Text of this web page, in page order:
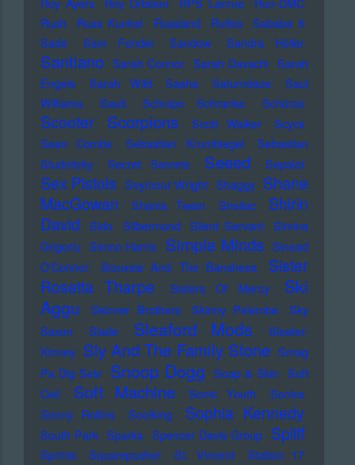
Rush
Russ Kunkel Russland Rutles
Sababa 5
Sade
Sam Fender Sandow Sandra Hüller
Santiano Sarah Connor Sarah Davachi Sarah
Engels
Sarah Wild Sasha Saturndaze
Saul
Williams
Sault Schnipo Schranke Schürze
Scooter Scorpions Scott Walker
Scycs
Sean Combs
Sebastian Krumbiegel
Sebastian
Studnitzky
Secret Secrets Seeed Sepalot
Sex Pistols Seymour Wright Shaggy Shane
MacGowan
Shania Twain Shellac
Shirin
David
Sido Silbermond Silent Servant Simina
Grigoriu Simon Harris Simple Minds Sinead
O'Connor
Siouxsie And The Banshees
Sister
Rosetta Tharpe
Sisters Of Mercy
Ski
Aggu
Skinner Brothers Skinny Pelembe
Sky
Saxon
Slade Sleaford Mods
Sleater-
Kinney Sly And The Family Stone Smag
Pa Dig Selv Snoop Dogg Soap & Skin Soft
Cell
Soft Machine Sonic Youth
Sonics
Sonny Rollins
Soolking Sophia Kennedy
South Park Sparks Spencer Davis Group Spliff
Sprints Squarepusher St. Vincent
Station 17